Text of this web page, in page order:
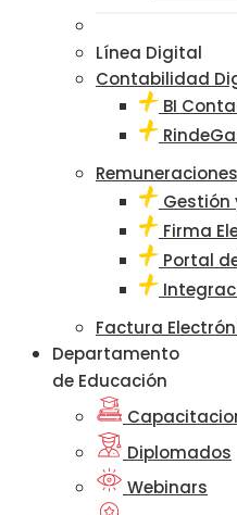
Línea Digital
Contabilidad
BI
Gestión
Firma
Portal
Factura
Departamento
de Educación
Diplomados
Webinars